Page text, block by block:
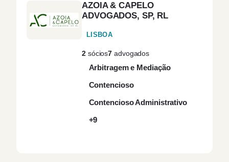
AZOIA & CAPELO
ADVOGADOS, SP, RL
LISBOA
2sócios7 advogados
Arbitragem e Mediação
Contencioso
Contencioso Administrativo
+9